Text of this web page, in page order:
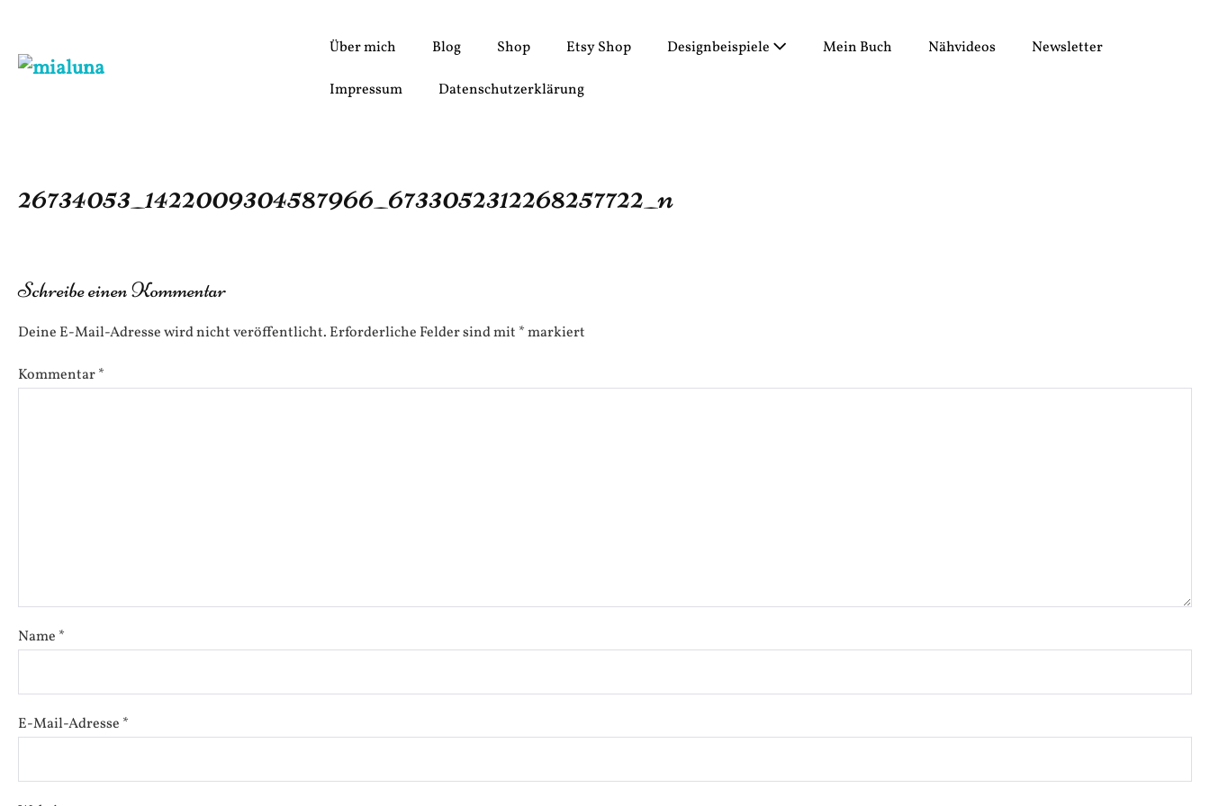
springen
Über mich Blog Shop Etsy Shop Designbeispiele Mein Buch Nähvideos Newsletter
Impressum Datenschutzerklärung
26734053_1422009304587966_6733052312268257722_n
Schreibe einen Kommentar
Deine E-Mail-Adresse wird nicht veröffentlicht. Erforderliche Felder sind mit *markiert
Kommentar*
Name *
E-Mail-Adresse *